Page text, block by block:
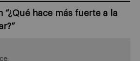
“¿Qué hace más fuerte a la
”